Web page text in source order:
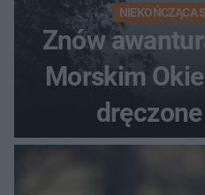
NIEKOŃCZĄCA
Znów
Morskim